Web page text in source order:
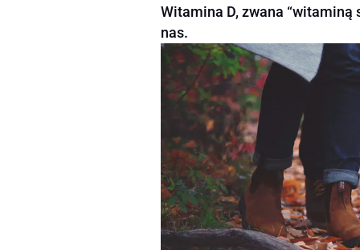
Witamina D, zwana “witaminą
nas.